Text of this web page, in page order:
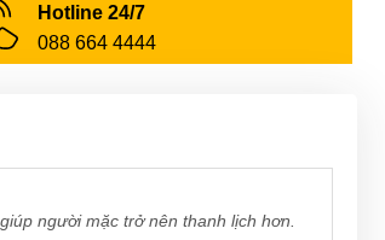
Hotline 24/7
088 664 4444
người mặc trở nên thanh lịch hơn.